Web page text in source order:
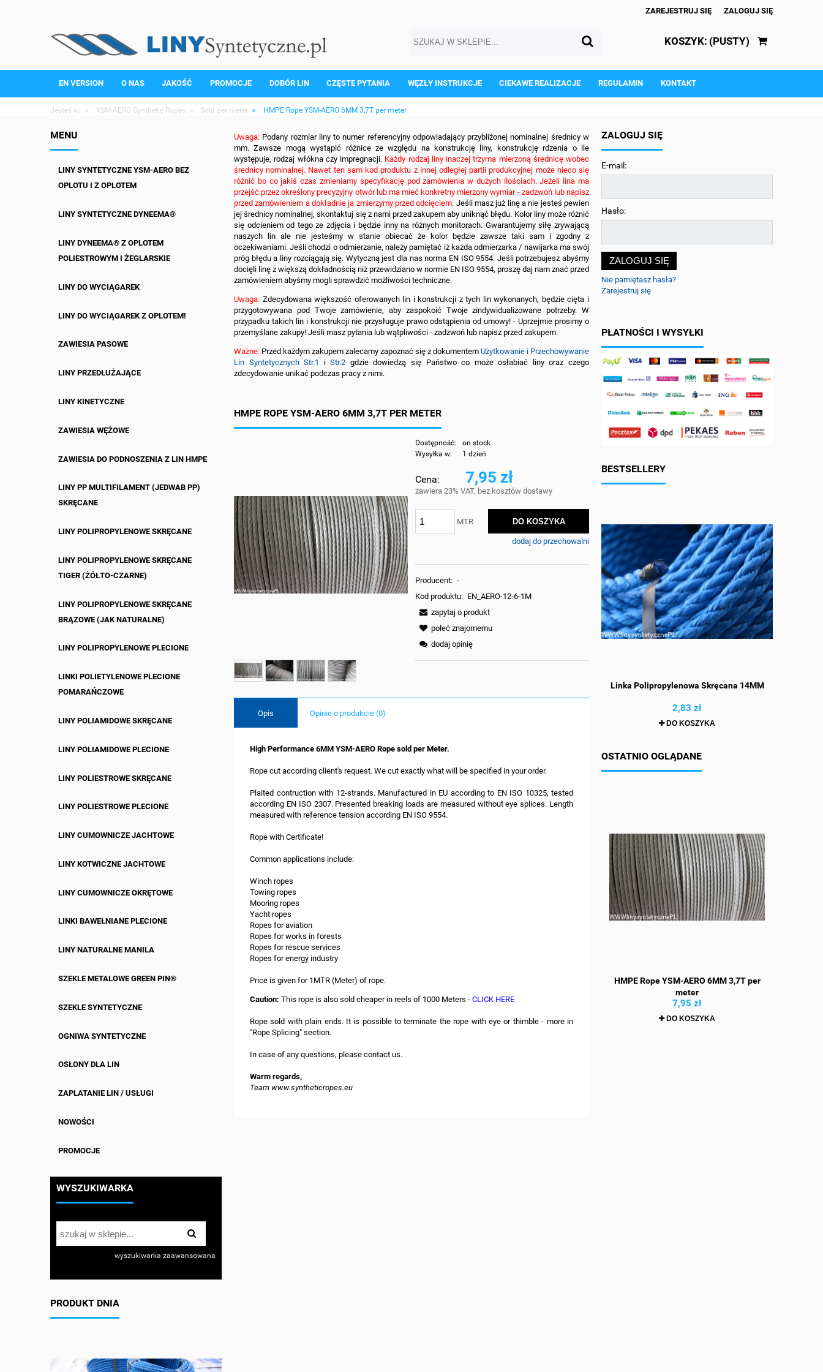
ZAREJESTRUJ SIĘ ZALOGUJ SIĘ
KOSZYK: (PUSTY)
EN VERSION O NAS JAKOŚĆ PROMOCJE DOBÓR LIN CZĘSTE PYTANIA WĘZŁY INSTRUKCJE CIEKAWE REALIZACJE REGULAMIN KONTAKT
Jesteś w: » YSM-AERO Synthetic Ropes » Sold per meter » HMPE Rope YSM-AERO 6MM 3,7T per meter
MENU
LINY SYNTETYCZNE YSM-AERO BEZ
OPLOTU I Z OPLOTEM
LINY SYNTETYCZNE DYNEEMA®
LINY DYNEEMA® Z OPLOTEM
POLIESTROWYM I ŻEGLARSKIE
LINY DO WYCIĄGAREK
LINY DO WYCIĄGAREK Z OPLOTEM!
ZAWIESIA PASOWE
LINY PRZEDŁUŻAJĄCE
LINY KINETYCZNE
ZAWIESIA WĘŻOWE
ZAWIESIA DO PODNOSZENIA Z LIN HMPE
LINY PP MULTIFILAMENT (JEDWAB PP)
SKRĘCANE
LINY POLIPROPYLENOWE SKRĘCANE
LINY POLIPROPYLENOWE SKRĘCANE
TIGER (ŻÓŁTO-CZARNE)
LINY POLIPROPYLENOWE SKRĘCANE
BRĄZOWE (JAK NATURALNE)
LINY POLIPROPYLENOWE PLECIONE
LINKI POLIETYLENOWE PLECIONE
POMARAŃCZOWE
LINY POLIAMIDOWE SKRĘCANE
LINY POLIAMIDOWE PLECIONE
LINY POLIESTROWE SKRĘCANE
LINY POLIESTROWE PLECIONE
LINY CUMOWNICZE JACHTOWE
LINY KOTWICZNE JACHTOWE
LINY CUMOWNICZE OKRĘTOWE
LINKI BAWEŁNIANE PLECIONE
LINY NATURALNE MANILA
SZEKLE METALOWE GREEN PIN®
SZEKLE SYNTETYCZNE
OGNIWA SYNTETYCZNE
OSŁONY DLA LIN
ZAPLATANIE LIN / USŁUGI
NOWOŚCI
PROMOCJE
WYSZUKIWARKA
wyszukiwarka zaawansowana
PRODUKT DNIA
Uwaga: Podany rozmiar liny to numer referencyjny odpowiadający przybliżonej nominalnej średnicy w
mm. Zawsze mogą wystąpić różnice ze względu na konstrukcję liny, konstrukcję rdzenia o ile
występuje, rodzaj włókna czy impregnacji. Każdy rodzaj liny inaczej trzyma mierzoną średnicę wobec
średnicy nominalnej. Nawet ten sam kod produktu z innej odległej partii produkcyjnej może nieco się
różnić bo co jakiś czas zmieniamy specyfikację pod zamówienia w dużych ilościach. Jeżeli lina ma
przejść przez określony precyzyjny otwór lub ma mieć konkretny mierzony wymiar - zadzwoń lub napisz
przed zamówieniem a dokładnie ja zmierzymy przed odcięciem. Jeśli masz już linę a nie jesteś pewien
jej średnicy nominalnej, skontaktuj się z nami przed zakupem aby uniknąć błędu. Kolor liny może różnić
się odcieniem od tego ze zdjęcia i będzie inny na różnych monitorach. Gwarantujemy siłę zrywającą
naszych lin ale nie jesteśmy w stanie obiecać że kolor będzie zawsze taki sam i zgodny z
oczekiwaniami. Jeśli chodzi o odmierzanie, należy pamiętać iż każda odmierzarka / nawijarka ma swój
próg błędu a liny rozciągają się. Wytyczną jest dla nas norma EN ISO 9554. Jeśli potrzebujesz abyśmy
docięli linę z większą dokładnością niż przewidziano w normie EN ISO 9554, proszę daj nam znać przed
zamówieniem abyśmy mogli sprawdzić możliwości techniczne.
Uwaga: Zdecydowana większość oferowanych lin i konstrukcji z tych lin wykonanych, będzie cięta i
przygotowywana pod Twoje zamówienie, aby zaspokoić Twoje zindywidualizowane potrzeby. W
przypadku takich lin i konstrukcji nie przysługuje prawo odstąpienia od umowy! - Uprzejmie prosimy o
przemyślane zakupy! Jeśli masz pytania lub wątpliwości - zadzwoń lub napisz przed zakupem.
Ważne: Przed każdym zakupem zalecamy zapoznać się z dokumentem Użytkowanie i Przechowywanie
Lin Syntetycznych Str.1
iStr.2 gdzie dowiedzą się Państwo co może osłabiać liny oraz czego
zdecydowanie unikać podczas pracy z nimi.
HMPE ROPE YSM-AERO 6MM 3,7T PER METER
Dostępność:
on stock
Wysyłka w:
1 dzień
Cena: 7,95 zł
zawiera 23% VAT, bez kosztów dostawy
MTR DO KOSZYKA
dodaj do przechowalni
Producent: -
Kod produktu: EN_AERO-12-6-1M
zapytaj o produkt
poleć znajomemu
dodaj opinię
Opis Opinie o produkcie (0)
High Performance 6MM YSM-AERO Rope sold per Meter.
Rope cut according client's request. We cut exactly what will be specified in your order.
Plaited contruction with 12-strands. Manufactured in EU according to EN ISO 10325, tested
according EN ISO 2307. Presented breaking loads are measured without eye splices. Length
measured with reference tension according EN ISO 9554.
Rope with Certificate!
Common applications include:
Winch ropes
Towing ropes
Mooring ropes
Yacht ropes
Ropes for aviation
Ropes for works in forests
Ropes for rescue services
Ropes for energy industry
Price is given for 1MTR (Meter) of rope.
Caution: This rope is also sold cheaper in reels of 1000 Meters - CLICK HERE
Rope sold with plain ends. It is possible to terminate the rope with eye or thimble - more in
"Rope Splicing" section.
In case of any questions, please contact us.
Warm regards,
Team www.syntheticropes.eu
ZALOGUJ SIĘ
E-mail:
Hasło:
ZALOGUJ SIĘ
Nie pamiętasz hasła?
Zarejestruj się
PŁATNOŚCI I WYSYŁKI
BESTSELLERY
Multifilament bez Rdzenia Biała
Linka Polipropylenowa Skręcana 14MM
2,83 zł
DO KOSZYKA
OSTATNIO OGLĄDANE
HMPE Rope YSM-AERO 6MM 3,7T per
meter
7,95 zł
DO KOSZYKA